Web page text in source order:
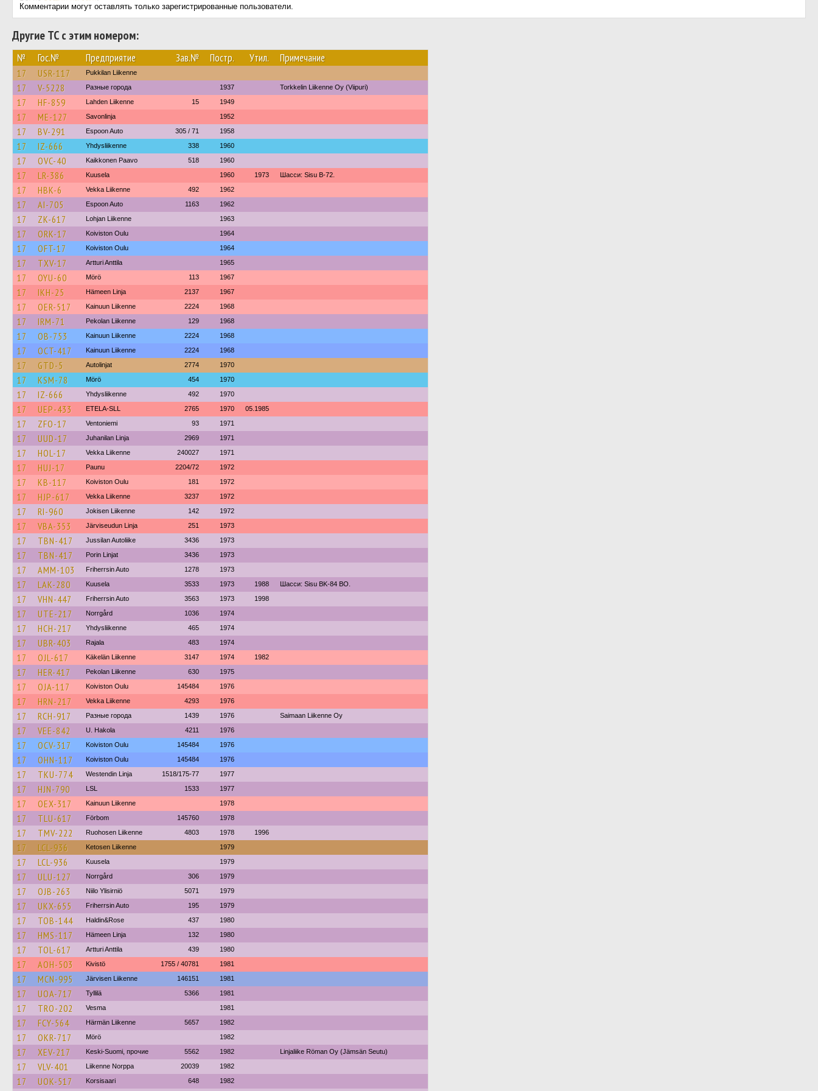
Комментарии могут оставлять только зарегистрированные пользователи.
Другие ТС с этим номером:
№ Гос.№ Предприятие Зав.№ Постр. Утил. Примечание
17 USR-117 Pukkilan Liikenne
17 V-5228 Разные города 1937 Torkkelin Liikenne Oy (Viipuri)
17 HF-859 Lahden Liikenne 15 1949
17 ME-127 Savonlinja 1952
17 BV-291 Espoon Auto 305 / 71 1958
17 IZ-666 Yhdysliikenne 338 1960
17 OVC-40 Kaikkonen Paavo 518 1960
17 LR-386 Kuusela 1960 1973 Шасси: Sisu B-72.
17 HBK-6 Vekka Liikenne 492 1962
17 AI-705 Espoon Auto 1163 1962
17 ZK-617 Lohjan Liikenne 1963
17 ORK-17 Koiviston Oulu 1964
17 OFT-17 Koiviston Oulu 1964
17 TXV-17 Artturi Anttila 1965
17 OYU-60 Mörö 113 1967
17 IKH-25 Hämeen Linja 2137 1967
17 OER-517 Kainuun Liikenne 2224 1968
17 IRM-71 Pekolan Liikenne 129 1968
17 OB-753 Kainuun Liikenne 2224 1968
17 OCT-417 Kainuun Liikenne 2224 1968
17 GTD-5 Autolinjat 2774 1970
17 KSM-78 Mörö 454 1970
17 IZ-666 Yhdysliikenne 492 1970
17 UEP-433 ETELA-SLL 2765 1970 05.1985
17 ZFO-17 Ventoniemi 93 1971
17 UUD-17 Juhanilan Linja 2969 1971
17 HOL-17 Vekka Liikenne 240027 1971
17 HUJ-17 Paunu 2204/72 1972
17 KB-117 Koiviston Oulu 181 1972
17 HJP-617 Vekka Liikenne 3237 1972
17 RI-960 Jokisen Liikenne 142 1972
17 VBA-353 Järviseudun Linja 251 1973
17 TBN-417 Jussilan Autoliike 3436 1973
17 TBN-417 Porin Linjat 3436 1973
17 AMM-103 Friherrsin Auto 1278 1973
17 LAK-280 Kuusela 3533 1973 1988 Шасси: Sisu BK-84 BO.
17 VHN-447 Friherrsin Auto 3563 1973 1998
17 UTE-217 Norrgård 1036 1974
17 HCH-217 Yhdysliikenne 465 1974
17 UBR-403 Rajala 483 1974
17 OJL-617 Käkelän Liikenne 3147 1974 1982
17 HER-417 Pekolan Liikenne 630 1975
17 OJA-117 Koiviston Oulu 145484 1976
17 HRN-217 Vekka Liikenne 4293 1976
17 RCH-917 Разные города 1439 1976 Saimaan Liikenne Oy
17 VEE-842 U. Hakola 4211 1976
17 OCV-317 Koiviston Oulu 145484 1976
17 OHN-117 Koiviston Oulu 145484 1976
17 TKU-774 Westendin Linja 1518/175-77 1977
17 HJN-790 LSL 1533 1977
17 OEX-317 Kainuun Liikenne 1978
17 TLU-617 Förbom 145760 1978
17 TMV-222 Ruohosen Liikenne 4803 1978 1996
17 LCL-936 Ketosen Liikenne 1979
17 LCL-936 Kuusela 1979
17 ULU-127 Norrgård 306 1979
17 OJB-263 Niilo Ylisirniö 5071 1979
17 UKX-655 Friherrsin Auto 195 1979
17 TOB-144 Haldin&Rose 437 1980
17 HMS-117 Hämeen Linja 132 1980
17 TOL-617 Artturi Anttila 439 1980
17 AOH-503 Kivistö 1755 / 40781 1981
17 MCN-995 Järvisen Liikenne 146151 1981
17 UOA-717 Tyllilä 5366 1981
17 TRO-202 Vesma 1981
17 FCY-564 Härmän Liikenne 5657 1982
17 OKR-717 Mörö 1982
17 XEV-217 Keski-Suomi, прочие 5562 1982 Linjaliike Röman Oy (Jämsän Seutu)
17 VLV-401 Liikenne Norppa 20039 1982
17 UOK-517 Korsisaari 648 1982